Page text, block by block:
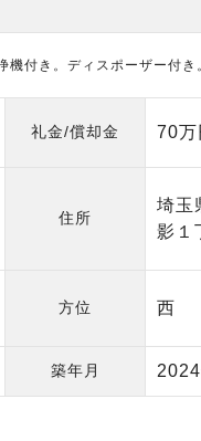
付き。ディスポーザー付き
礼金/償却金 70万
住所
埼玉
影１
方位 西
築年月